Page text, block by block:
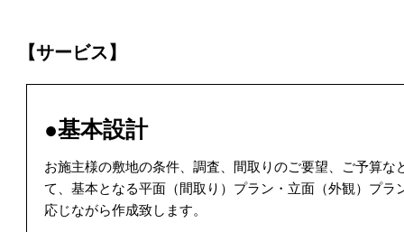
【サービス】
●基本設計
お施主様の敷地の条件、調査、間取りのご要望、ご予算な
て、基本となる平面（間取り）プラン・立面（外観）プラ
応じながら作成致します。